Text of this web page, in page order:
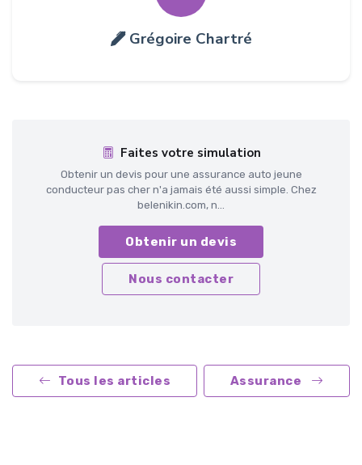
Grégoire Chartré
Faites votre simulation
Obtenir un devis pour une assurance auto jeune
conducteur pas cher n'a jamais été aussi simple. Chez
belenikin.com, n...
Obtenir un devis
Nous contacter
Tous les articles Assurance